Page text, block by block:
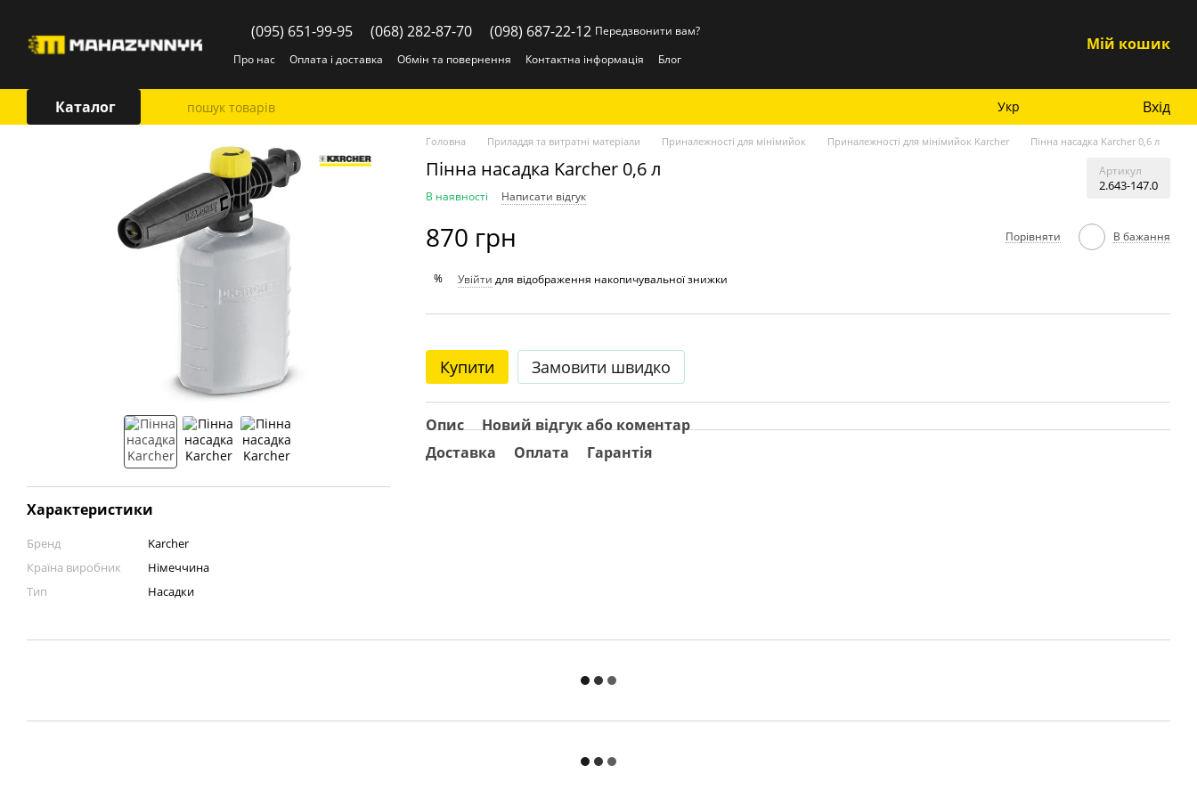
(095) 651-99-95 (068) 282-87-70 (098) 687-22-12 Передзвонити вам?
Про нас
Оплата і доставка Обмін та повернення Контактна інформація Блог
Мій кошик
Каталог Укр Вхід
Характеристики
Бренд
Karcher
Країна виробник
Німеччина
Тип
Насадки
Головна Приладдя та витратні матеріали Приналежності для мінімийок Приналежності для мінімийок Karcher Пінна насадка Karcher 0,6 л
Пінна насадка Karcher 0,6 л Артикул
2.643-147.0
В наявності Написати відгук
870 грн Порівняти В бажання
% Увійти для відображення накопичувальної знижки
Купити Замовити швидко
Опис
Новий відгук або коментар
Доставка
Оплата Гарантія